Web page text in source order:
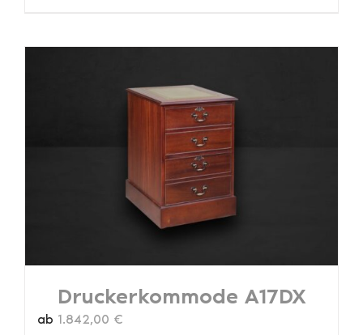
mehrere
Die
Druckerkommode A17DX
ab 1.842,00 €